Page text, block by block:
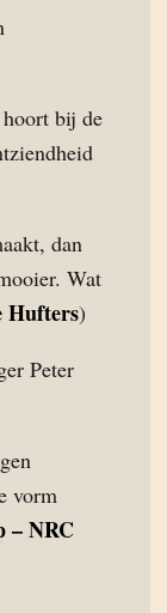
bij de
dan
Wat
Hufters)
Peter
vorm
– NRC